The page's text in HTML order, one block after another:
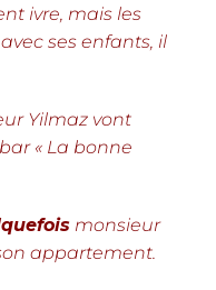
ivre, mais les
ses enfants, il
Yilmaz vont
« La bonne
monsieur
appartement.